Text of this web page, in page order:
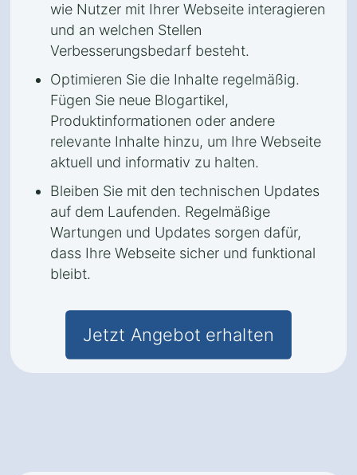
wie Nutzer mit Ihrer Webseite interagieren
und an welchen Stellen
Verbesserungsbedarf besteht.
Optimieren Sie die Inhalte regelmäßig.
Fügen Sie neue Blogartikel,
Produktinformationen oder andere
relevante Inhalte hinzu, um Ihre Webseite
aktuell und informativ zu halten.
Bleiben Sie mit den technischen Updates
auf dem Laufenden. Regelmäßige
Wartungen und Updates sorgen dafür,
dass Ihre Webseite sicher und funktional
bleibt.
Jetzt Angebot erhalten